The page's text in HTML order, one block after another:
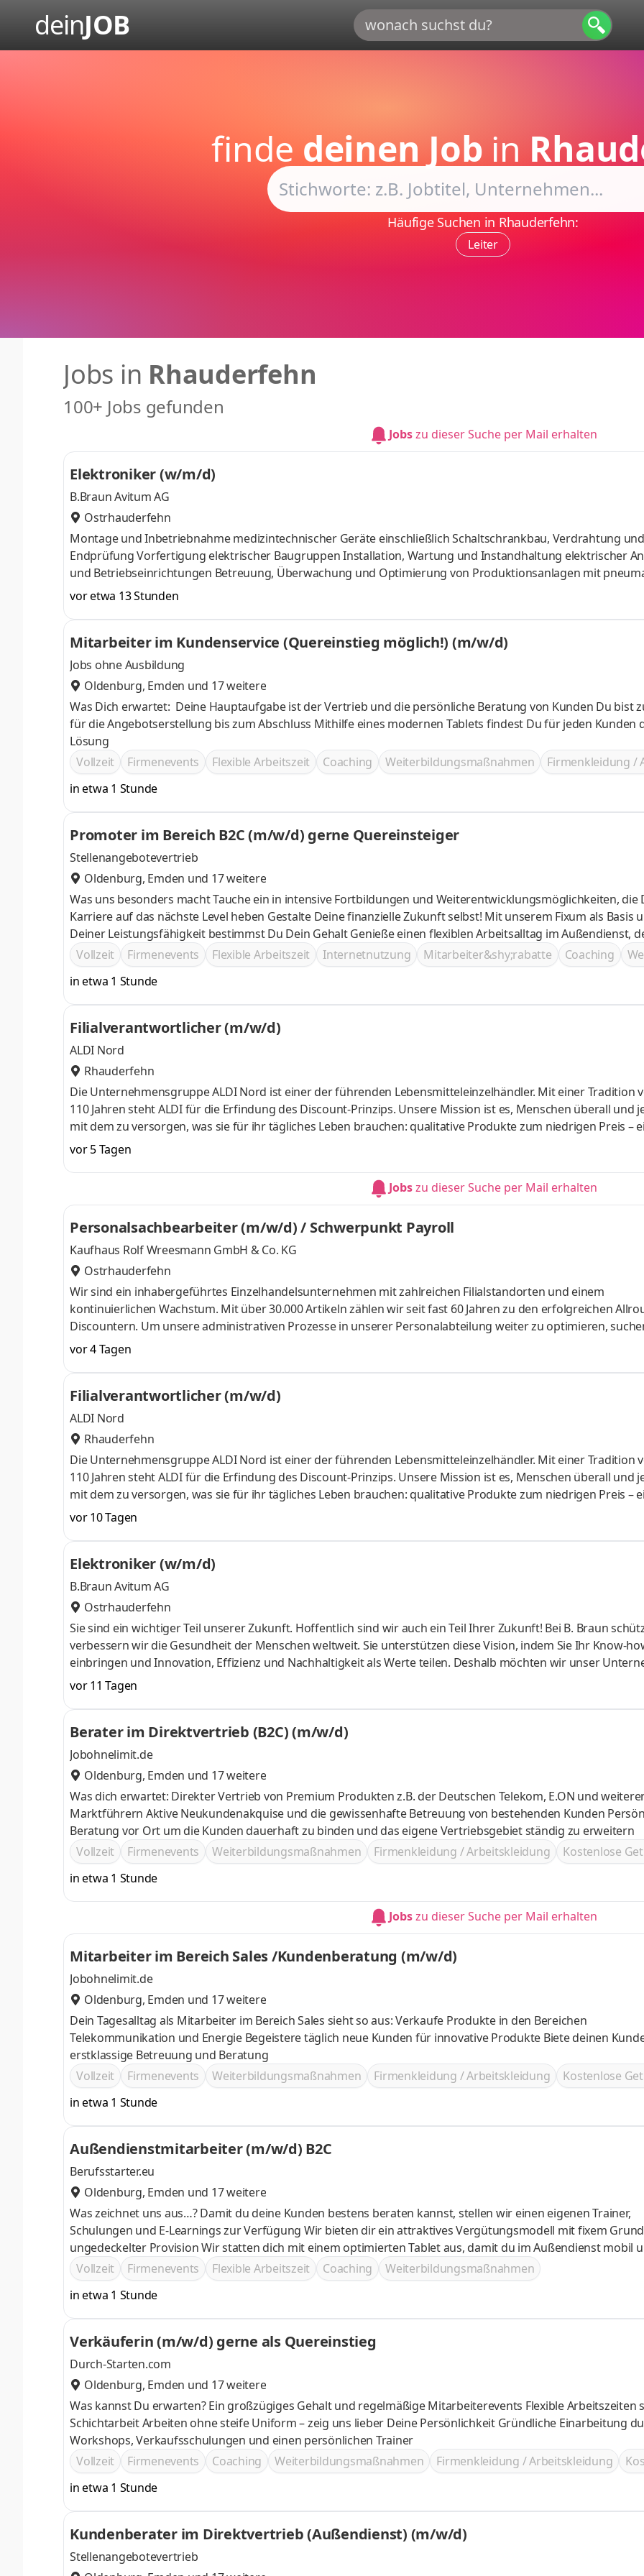
deinJOB
finde deinen Job in
Häufige Suchen in Rhauderfehn:
Leiter
Jobs in Rhauderfehn
100+ Jobs gefunden
Jobszu dieser Suche per Mail erhalten
Elektroniker (w/m/d)
B.Braun Avitum AG
Ostrhauderfehn
Montage und Inbetriebnahme medizintechnischer Geräte einschließlich Schaltschrankbau, Verdrahtung und
Endprüfung Vorfertigung elektrischer Baugruppen Installation, Wartung und Instandhaltung elektrischer
und Betriebseinrichtungen Betreuung, Überwachung und Optimierung von Produktionsanlagen mit
Systemen Fehleranalyse und Störungsbeseitigung an elektrischen, pneumatischen und teilautomatisierten
Telefonischer Support bei technischen Fragestellungen für Kunden sowie interne Fachbereiche
Wartungs-, Prüf- und Servicearbeiten gemäß geltenden Ri
vor etwa 13 Stunden
Mitarbeiter im Kundenservice (Quereinstieg möglich!) (m/w/d)
Jobs ohne Ausbildung
Oldenburg, Emden und 17 weitere
Was Dich erwartet: Deine Hauptaufgabe ist der Vertrieb und die persönliche Beratung von Kunden Du bist
für die Angebotserstellung bis zum Abschluss Mithilfe eines modernen Tablets findest Du für jeden Kunden
Lösung
Vollzeit
Firmenevents Flexible Arbeitszeit Coaching Weiterbildungsmaßnahmen Firmenkleidung /
in etwa 1 Stunde
Promoter im Bereich B2C (m/w/d) gerne Quereinsteiger
Stellenangebotevertrieb
Oldenburg, Emden und 17 weitere
Was uns besonders macht Tauche ein in intensive Fortbildungen und Weiterentwicklungsmöglichkeiten, die Deine
Karriere auf das nächste Level heben Gestalte Deine finanzielle Zukunft selbst! Mit unserem Fixum als Basis und
Deiner Leistungsfähigkeit bestimmst Du Dein Gehalt Genieße einen flexiblen Arbeitsalltag im Außendienst, der Dir
Raum für ein erfülltes Leben außerhalb der Arbeit lässt Wir öffnen Türen zu grenzenlosen Karrieremöglichkeiten – bis
zu der Selbstständigkeit
Vollzeit Firmenevents Flexible Arbeitszeit Internetnutzung Mitarbeiter&shy;rabatte Coaching
in etwa 1 Stunde
Filialverantwortlicher (m/w/d)
ALDI Nord
Rhauderfehn
Die Unternehmensgruppe ALDI Nord ist einer der führenden Lebensmitteleinzelhändler. Mit einer Tradition
110 Jahren steht ALDI für die Erfindung des Discount-Prinzips. Unsere Mission ist es, Menschen überall und
mit dem zu versorgen, was sie für ihr tägliches Leben brauchen: qualitative Produkte zum niedrigen Preis –
und schnell. Dazu gehört auch, das Einkaufen für unsere Kundinnen und Kunden so einfach wie möglich zu
Dafür geben wir jeden Tag unser Bestes und erfinden uns immer wieder neu. Vereintes Talent und
ist die Power, mit der wir Erfolgsgeschichte schreiben. Europaweit in 8 Ländern mit rund 5.500 Filialen und
vor 5 Tagen
Jobszu dieser Suche per Mail erhalten
Personalsachbearbeiter (m/w/d) / Schwerpunkt Payroll
Kaufhaus Rolf Wreesmann GmbH & Co. KG
Ostrhauderfehn
Wir sind ein inhabergeführtes Einzelhandelsunternehmen mit zahlreichen Filialstandorten und einem
kontinuierlichen Wachstum. Mit über 30.000 Artikeln zählen wir seit fast 60 Jahren zu den erfolgreichen
Discountern. Um unsere administrativen Prozesse in unserer Personalabteilung weiter zu optimieren,
einen engagierten und strukturierten Personalsachbearbeiter (m/w/d), kaufmännischer Mitarbeiter im
Personalwesen (m/w/d) oder Steuerfachangestellter (m/w/d) in Voll- oder Teilzeit, der unser Personal-Team in
Ostrhauderfehn mit Organisationstalent, Serviceorientierung und Freude unterstützt. Aufgaben Erstellung
Verwaltung von Arbeitsverträgen und Vertragsänderungen Pflege u
vor 4 Tagen
Filialverantwortlicher (m/w/d)
ALDI Nord
Rhauderfehn
Die Unternehmensgruppe ALDI Nord ist einer der führenden Lebensmitteleinzelhändler. Mit einer Tradition
110 Jahren steht ALDI für die Erfindung des Discount-Prinzips. Unsere Mission ist es, Menschen überall und
mit dem zu versorgen, was sie für ihr tägliches Leben brauchen: qualitative Produkte zum niedrigen Preis –
und schnell. Dazu gehört auch, das Einkaufen für unsere Kundinnen und Kunden so einfach wie möglich zu
Dafür geben wir jeden Tag unser Bestes und erfinden uns immer wieder neu. Vereintes Talent und
ist die Power, mit der wir Erfolgsgeschichte schreiben. Europaweit in 8 Ländern mit rund 5.500 Filialen und
90.000 Mitarbei
vor 10 Tagen
Elektroniker (w/m/d)
B.Braun Avitum AG
Ostrhauderfehn
Sie sind ein wichtiger Teil unserer Zukunft. Hoffentlich sind wir auch ein Teil Ihrer Zukunft! Bei B. Braun
verbessern wir die Gesundheit der Menschen weltweit. Sie unterstützen diese Vision, indem Sie Ihr Know-
einbringen und Innovation, Effizienz und Nachhaltigkeit als Werte teilen. Deshalb möchten wir unser
gemeinsam mit Ihnen weiterentwickeln. Mit Blick auf Ihre Zukunft leisten wir gemeinsam einen Beitrag zur
Gesundheitsversorgung weltweit, mit Vertrauen, Transparenz und Wertschätzung. Das ist Sharing Expertise.
Elektroniker (w/m/d) Unternehmen: B. Braun Avitum AG Stellenstandort: Ostrhauderfehn, Niedersachsen,
Deutschland Funktionsbereich: Produktion Arbeitsm
vor 11 Tagen
Berater im Direktvertrieb (B2C) (m/w/d)
Jobohnelimit.de
Oldenburg, Emden und 17 weitere
Was dich erwartet: Direkter Vertrieb von Premium Produkten z.B. der Deutschen Telekom, E.ON und
Marktführern Aktive Neukundenakquise und die gewissenhafte Betreuung von bestehenden Kunden Persönliche
Beratung vor Ort um die Kunden dauerhaft zu binden und das eigene Vertriebsgebiet ständig zu erweitern
Vollzeit
Firmenevents Weiterbildungsmaßnahmen Firmenkleidung / Arbeitskleidung Kostenlose
in etwa 1 Stunde
Jobszu dieser Suche per Mail erhalten
Mitarbeiter im Bereich Sales /Kundenberatung (m/w/d)
Jobohnelimit.de
Oldenburg, Emden und 17 weitere
Dein Tagesalltag als Mitarbeiter im Bereich Sales sieht so aus: Verkaufe Produkte in den Bereichen
Telekommunikation und Energie Begeistere täglich neue Kunden für innovative Produkte Biete deinen Kunden eine
erstklassige Betreuung und Beratung
Vollzeit
Firmenevents Weiterbildungsmaßnahmen Firmenkleidung / Arbeitskleidung Kostenlose
in etwa 1 Stunde
Außendienstmitarbeiter (m/w/d) B2C
Berufsstarter.eu
Oldenburg, Emden und 17 weitere
Was zeichnet uns aus…? Damit du deine Kunden bestens beraten kannst, stellen wir einen eigenen Trainer,
Schulungen und E-Learnings zur Verfügung Wir bieten dir ein attraktives Vergütungsmodell mit fixem
ungedeckelter Provision Wir statten dich mit einem optimierten Tablet aus, damit du im Außendienst mobil und
flexibel arbeiten kannst Bei uns arbeitest du in Festanstellung und kannst einer vordefinierten Karriereleiter
Vollzeit Firmenevents Flexible Arbeitszeit Coaching
Weiterbildungsmaßnahmen
in etwa 1 Stunde
Verkäuferin (m/w/d) gerne als Quereinstieg
Durch-Starten.com
Oldenburg, Emden und 17 weitere
Was kannst Du erwarten? Ein großzügiges Gehalt und regelmäßige Mitarbeiterevents Flexible Arbeitszeiten statt
Schichtarbeit Arbeiten ohne steife Uniform – zeig uns lieber Deine Persönlichkeit Gründliche Einarbeitung durch
Workshops, Verkaufsschulungen und einen persönlichen Trainer
Vollzeit
Firmenevents Coaching Weiterbildungsmaßnahmen Firmenkleidung / Arbeitskleidung
in etwa 1 Stunde
Kundenberater im Direktvertrieb (Außendienst) (m/w/d)
Stellenangebotevertrieb